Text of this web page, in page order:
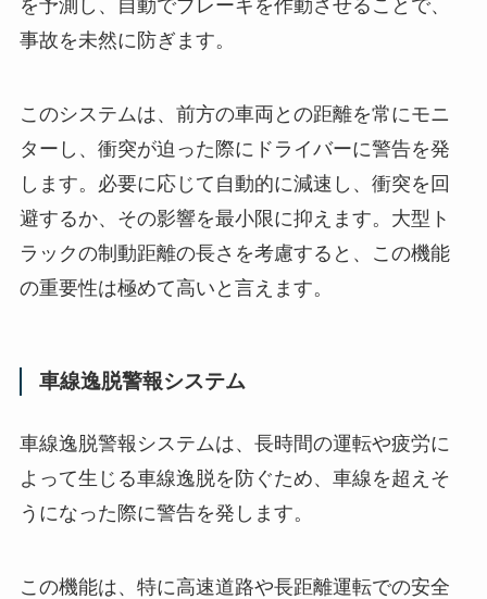
を予測し、自動でブレーキを作動させることで、
事故を未然に防ぎます。
このシステムは、前方の車両との距離を常にモニ
ターし、衝突が迫った際にドライバーに警告を発
します。必要に応じて自動的に減速し、衝突を回
避するか、その影響を最小限に抑えます。大型ト
ラックの制動距離の長さを考慮すると、この機能
の重要性は極めて高いと言えます。
車線逸脱警報システム
車線逸脱警報システムは、長時間の運転や疲労に
よって生じる車線逸脱を防ぐため、車線を超えそ
うになった際に警告を発します。
この機能は、特に高速道路や長距離運転での安全